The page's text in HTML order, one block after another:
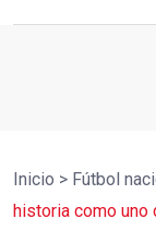
Inicio > Fútbol
historia como uno